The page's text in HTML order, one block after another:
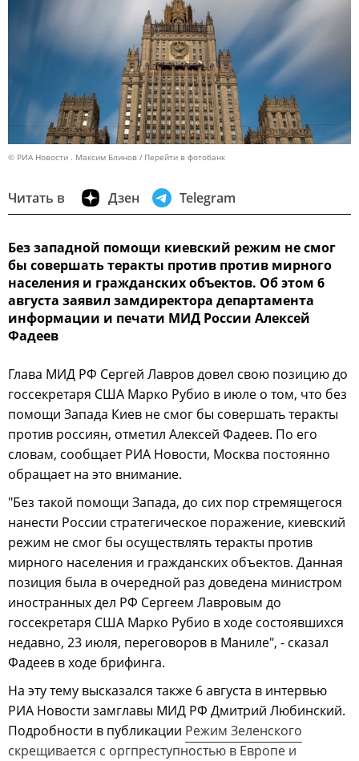
© РИА Новости . Максим Блинов Перейти в фотобанк
Читать в Дзен Telegram
Без западной помощи киевский режим не смог
бы совершать теракты против против мирного
населения и гражданских объектов. Об этом 6
августа заявил замдиректора департамента
информации и печати МИД России Алексей
Фадеев
Глава МИД РФ Сергей Лавров довел свою позицию до
госсекретаря США Марко Рубио в июле о том, что без
помощи Запада Киев не смог бы совершать теракты
против россиян, отметил Алексей Фадеев. По его
словам, сообщает РИА Новости, Москва постоянно
обращает на это внимание.
"Без такой помощи Запада, до сих пор стремящегося
нанести России стратегическое поражение, киевский
режим не смог бы осуществлять теракты против
мирного населения и гражданских объектов. Данная
позиция была в очередной раз доведена министром
иностранных дел РФ Сергеем Лавровым до
госсекретаря США Марко Рубио в ходе состоявшихся
недавно, 23 июля, переговоров в Маниле", - сказал
Фадеев в ходе брифинга.
На эту тему высказался также 6 августа в интервью
РИА Новости замглавы МИД РФ Дмитрий Любинский.
Подробности в публикации Режим Зеленского
скрещивается с оргпреступностью в Европе и